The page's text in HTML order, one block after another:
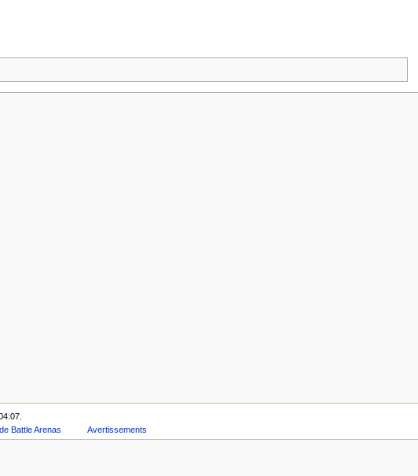
Battle Arenas Avertissements